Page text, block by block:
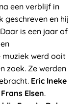
een verblijf in
geschreven en hij
is een jaar of
muziek werd ooit
zoek. Ze werden
Eric Ineke
Frans Elsen.